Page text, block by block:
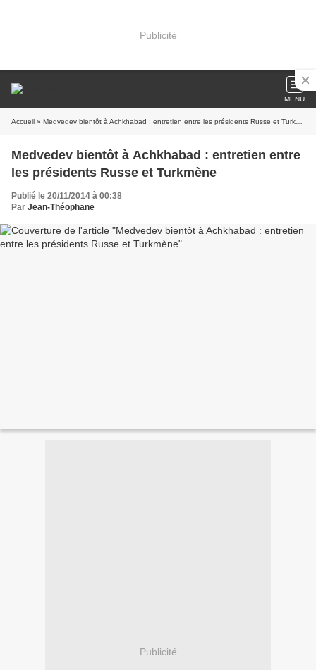
Publicité
MENU
Accueil » Medvedev bientôt à Achkhabad : entretien entre les présidents Russe et Turkmène
Medvedev bientôt à Achkhabad : entretien entre
les présidents Russe et Turkmène
Publié le 20/11/2014 à 00:38
Par Jean-Théophane
Publicité